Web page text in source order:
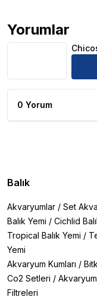
Yorumlar
Chicos Yuvarlak
0 Yorum
Balık
Akvaryumlar / Set
Balık Yemi / Cichlid
Tropical Balık Yemi /
Yemi
Akvaryum Kumları /
Co2 Setleri / Akvaryum
Filtreleri